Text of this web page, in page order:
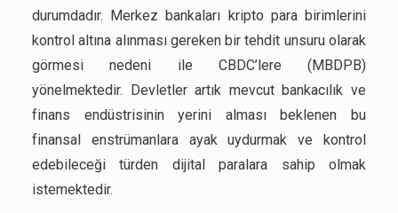
durumdadır. Merkez bankaları kripto para birimlerini
kontrol altına alınması gereken bir tehdit unsuru olarak
görmesi nedeni ile CBDC’lere (MBDPB)
yönelmektedir. Devletler artık mevcut bankacılık ve
finans endüstrisinin yerini alması beklenen bu
finansal enstrümanlara ayak uydurmak ve kontrol
edebileceği türden dijital paralara sahip olmak
istemektedir.